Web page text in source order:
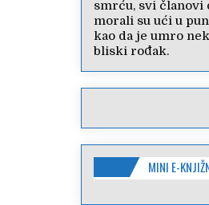
smrću, svi članovi
morali su ući u
kao da je umro
bliski rođak.
MINI E-